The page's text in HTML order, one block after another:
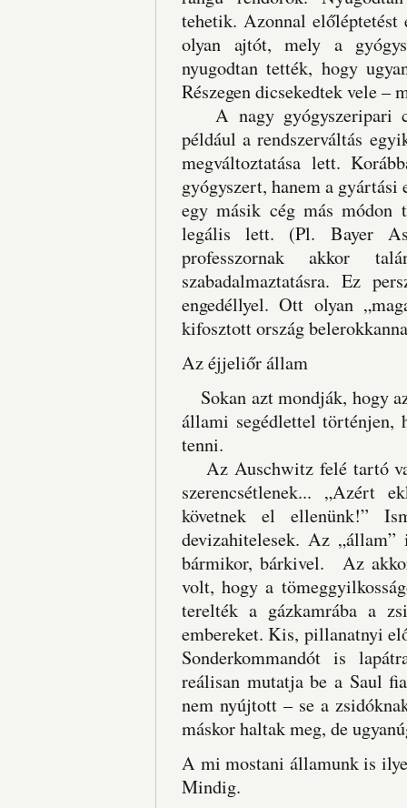
tehetik. Azonnal
olyan ajtót, mely a
nyugodtan tették, hogy
Részegen dicsekedtek vele –
A nagy gyógyszeripari
például a rendszerváltás
megváltoztatása lett.
gyógyszert, hanem a gyártási
egy másik cég más módon
legális lett. (Pl. Bayer
professzornak akkor
szabadalmaztatásra. Ez
engedéllyel. Ott olyan
kifosztott ország
Az éjjeliőr állam
Sokan azt mondják, hogy
állami segédlettel történjen,
tenni.
Az Auschwitz felé tartó
szerencsétlenek... „Azért
követnek el ellenünk!”
devizahitelesek. Az
bármikor, bárkivel. Az
volt, hogy a
terelték a gázkamrába a
embereket. Kis, pillanatnyi
Sonderkommandót is
reálisan mutatja be a Saul
nem nyújtott – se a
máskor haltak meg, de
A mi mostani államunk is
Mindig.